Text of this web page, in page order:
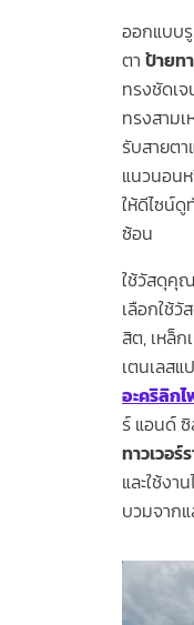
ออกแบบ
ตา ป้ายท
ทรงชัดเ
ทรงสามเ
รับสายตา
แนวนอน
ให้ดีไซน์
ซ้อน
ใช้วัสดุคุ
เลือกใช้
สิต, เหล็
เตนเลส
อะคริลิกไ
ร์ แอนด์ ซิ
ทาวเวอร์
และใช้งา
บวมจาก